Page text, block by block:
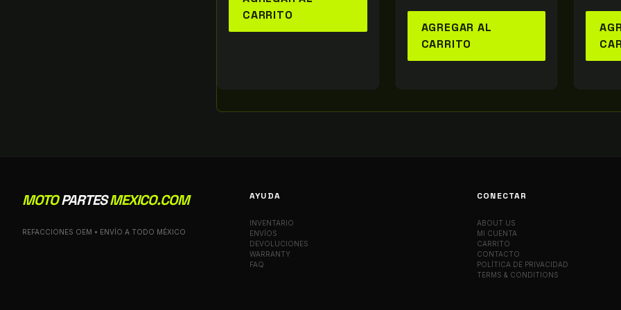
CARRITO
AGREGAR AL
CARRITO
MOTOPARTESMEXICO.COM
REFACCIONES OEM • ENVÍO A TODO MÉXICO
AYUDA
INVENTARIO
ENVÍOS
DEVOLUCIONES
WARRANTY
FAQ
CONECTAR
ABOUT US
MI CUENTA
CARRITO
CONTACTO
POLÍTICA DE PRIVACIDAD
TERMS & CONDITIONS